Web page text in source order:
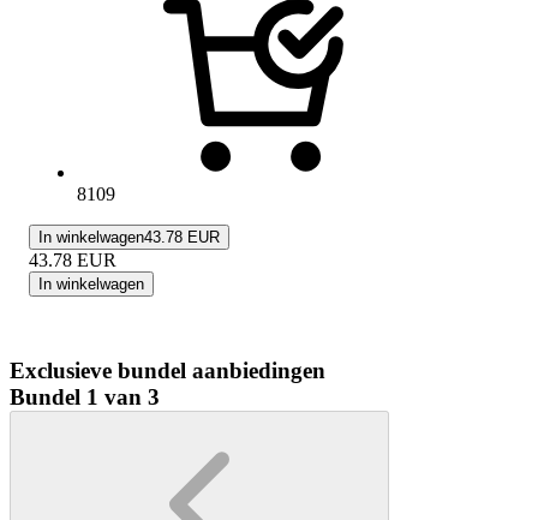
8109
In winkelwagen43.78 EUR
43.78 EUR
In winkelwagen
Exclusieve bundel aanbiedingen
Bundel 1 van 3